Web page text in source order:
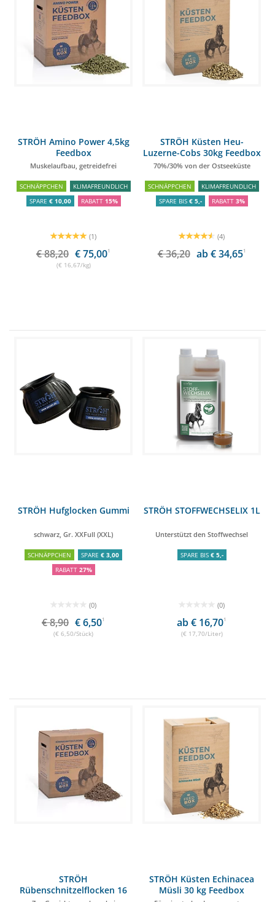
STRÖH Amino Power 4,5kg
Feedbox
Muskelaufbau, getreidefrei
SCHNÄPPCHEN
KLIMAFREUNDLICH
SPARE € 10,00 RABATT 15%
(1)
€ 88,20 € 75,001
(€ 16,67/kg)
STRÖH Küsten Heu-
Luzerne-Cobs 30kg Feedbox
70%/30% von der Ostseeküste
SCHNÄPPCHEN
KLIMAFREUNDLICH
SPARE BIS € 5,- RABATT 3%
(4)
€ 36,20 ab € 34,651
STRÖH Hufglocken Gummi
schwarz, Gr. XXFull (XXL)
SCHNÄPPCHEN SPARE € 3,00
RABATT 27%
(0)
€ 8,90 € 6,501
(€ 6,50/Stück)
STRÖH STOFFWECHSELIX 1L
Unterstützt den Stoffwechsel
SPARE BIS € 5,-
(0)
ab € 16,701
(€ 17,70/Liter)
STRÖH
Rübenschnitzelflocken 16
STRÖH Küsten Echinacea
Müsli 30 kg Feedbox